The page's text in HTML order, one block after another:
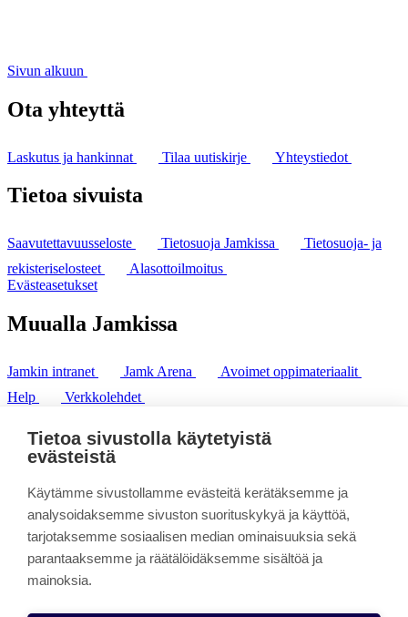
Sivun alkuun
Ota yhteyttä
Laskutus ja hankinnat Tilaa uutiskirje Yhteystiedot
Tietoa sivuista
Saavutettavuusseloste Tietosuoja Jamkissa
Tietosuoja- ja
rekisteriselosteet
Alasottoilmoitus
Evästeasetukset
Muualla Jamkissa
Jamkin intranet Jamk Arena
Avoimet oppimateriaalit
Help
Verkkolehdet
puh. +358 20 743 8100
fax. +358 14 449 9694
Tietoa sivustolla käytetyistä
evästeistä
Käytämme sivustollamme evästeitä kerätäksemme ja
analysoidaksemme sivuston suorituskykyä ja käyttöä,
tarjotaksemme sosiaalisen median ominaisuuksia sekä
parantaaksemme ja räätälöidäksemme sisältöä ja
mainoksia.